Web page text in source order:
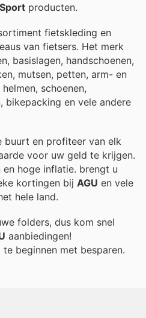
Sport producten.
fietskleding en
van fietsers. Het merk
basislagen, handschoenen,
mutsen, petten, arm- en
schoenen,
bikepacking en vele andere
buurt en profiteer van elk
voor uw geld te krijgen.
hoge inflatie. brengt u
kortingen bij AGU en vele
hele land.
folders, dus kom snel
aanbiedingen!
beginnen met besparen.